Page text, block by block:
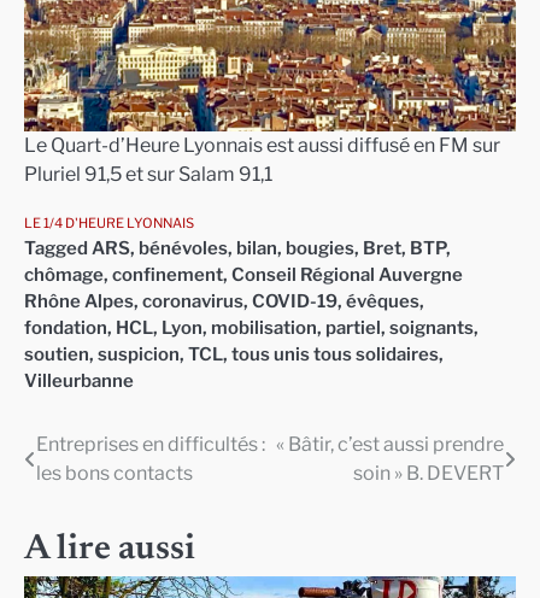
Le Quart-d’Heure Lyonnais est aussi diffusé en FM sur
Pluriel 91,5 et sur Salam 91,1
LE 1/4 D'HEURE LYONNAIS
Tagged ARS, bénévoles, bilan, bougies, Bret, BTP,
chômage, confinement, Conseil Régional Auvergne
Rhône Alpes, coronavirus, COVID-19, évêques,
fondation, HCL, Lyon, mobilisation, partiel, soignants,
soutien, suspicion, TCL, tous unis tous solidaires,
Villeurbanne
Navigation
l’article
Entreprises en difficultés :
les bons contacts
« Bâtir, c’est aussi prendre
soin » B. DEVERT
A lire aussi